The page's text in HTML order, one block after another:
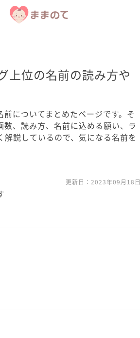
上位の名前の読み方や
についてまとめたページです。そ
、読み方、名前に込める願い、ラ
説しているので、気になる名前を
更新日： 2023年09月18日